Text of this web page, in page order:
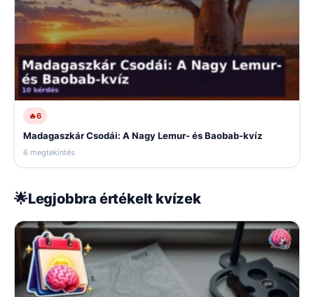
🔥6
Madagaszkár Csodái: A Nagy Lemur- és Baobab-kvíz
6 megtekintés
🌟Legjobbra értékelt kvízek